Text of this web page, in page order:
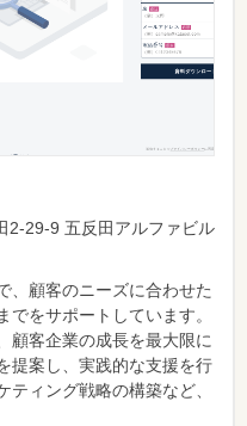
2-29-9 五反田アルファビル
、顧客のニーズに合わせた
をサポートしています。
顧客企業の成長を最大限に
提案し、実践的な支援を行
ィング戦略の構築など、